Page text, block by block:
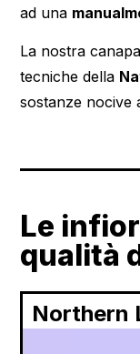
ad una
La nostra
tecniche della
sostanze nocive
Le
qualità
Northern